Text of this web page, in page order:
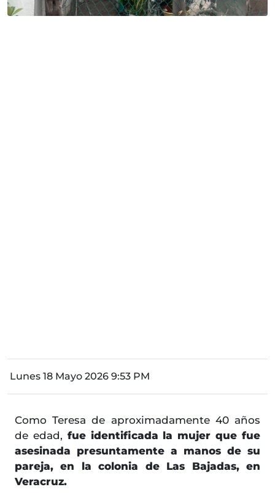
Lunes 18 Mayo 2026 9:53 PM
Como Teresa de aproximadamente 40 años
de edad, fue identificada la mujer que fue
asesinada presuntamente a manos de su
pareja, en la colonia de Las Bajadas, en
Veracruz.